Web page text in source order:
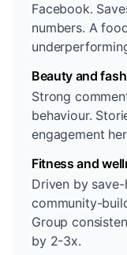
Facebook.
numbers. A
Beauty and
Strong
behaviour.
engagement
Fitness and
Driven by
community-
Group
by 2-3x.